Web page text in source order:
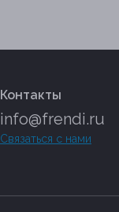
Контакты
info@frendi.ru
Связаться с нами